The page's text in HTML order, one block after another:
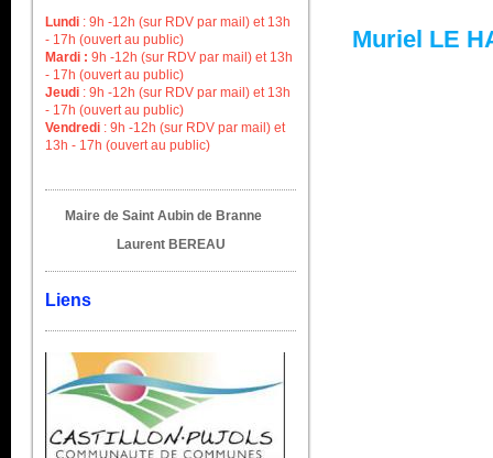
Lundi : 9h -12h (sur RDV par mail) et 13h
- 17h (ouvert au public)
Mardi : 9h -12h (sur RDV par mail) et 13h
- 17h (ouvert au public)
Jeudi : 9h -12h (sur RDV par mail) et 13h
- 17h (ouvert au public)
Vendredi : 9h -12h (sur RDV par mail) et
13h - 17h (ouvert au public)
Maire de Saint Aubin de Branne
Laurent BEREAU
Liens
Muriel LE